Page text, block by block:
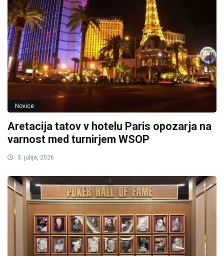
Novice
Aretacija tatov v hotelu Paris opozarja na
varnost med turnirjem WSOP
3. julija, 2026